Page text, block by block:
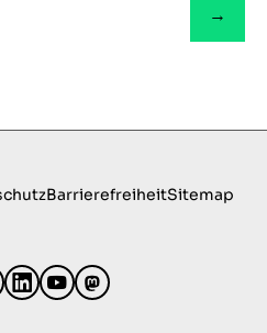
→
BarrierefreiheitSitemap